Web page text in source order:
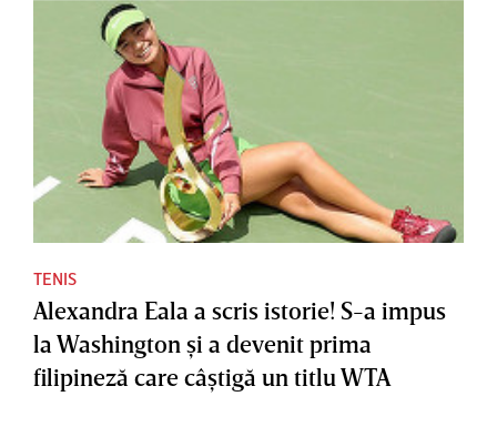
TENIS
Alexandra Eala a scris istorie! S-a impus
la Washington şi a devenit prima
filipineză care câştigă un titlu WTA